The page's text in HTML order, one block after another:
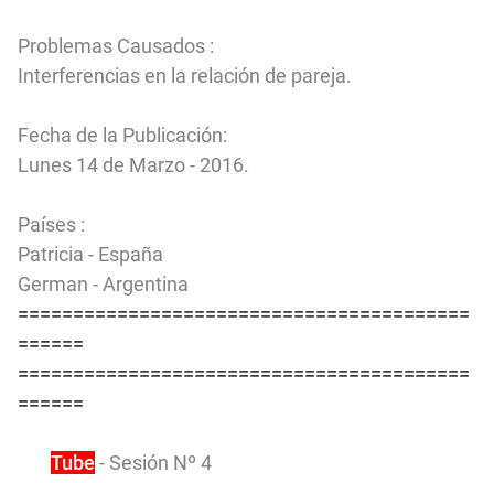
Problemas Causados :
Interferencias en la relación de pareja.
Fecha de la Publicación:
Lunes 14 de Marzo - 2016.
Países :
Patricia - España
German - Argentina
=========================================
======
=========================================
======
Tube - Sesión Nº 4